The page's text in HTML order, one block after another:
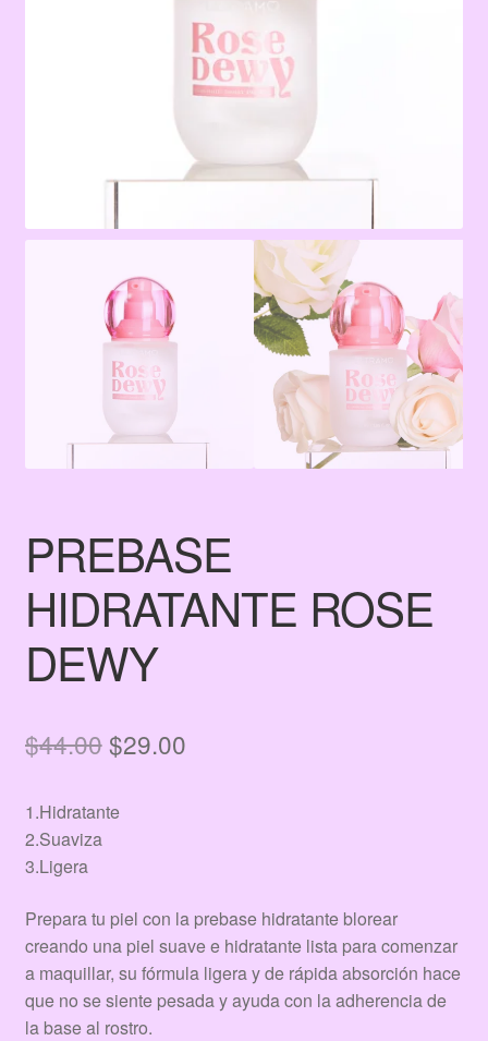
PREBASE
HIDRATANTE ROSE
DEWY
$44.00El
original
$29.00El
1.Hidratante
2.Suaviza
3.Ligera
Prepara tu piel con la prebase hidratante blorear
creando una piel suave e hidratante lista para comenzar
a maquillar, su fórmula ligera y de rápida absorción hace
que no se siente pesada y ayuda con la adherencia de
la base al rostro.